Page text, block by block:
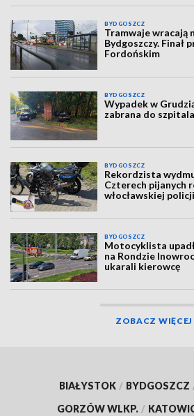
BYDGOSZCZ
Tramwaje wracają
Bydgoszczy. Finał
Fordońskim
BYDGOSZCZ
Wypadek w
zabrana do
BYDGOSZCZ
Rekordzista
Czterech pijanych
włocławskiej policji
BYDGOSZCZ
Motocyklista
na Rondzie
ukarali kierowcę
ZOBACZ WIĘCEJ
BIAŁYSTOK / BYDGOSZCZ
GORZÓW WLKP. /